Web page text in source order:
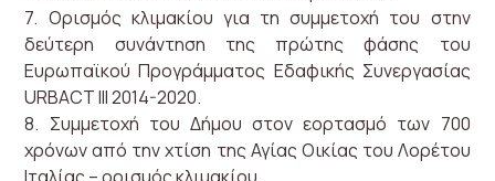
7. Ορισμός κλιμακίου για τη συμμετοχή του στην
δεύτερη συνάντηση της πρώτης φάσης του
Ευρωπαϊκού Προγράμματος Εδαφικής Συνεργασίας
URBACT III 2014-2020.
8. Συμμετοχή του Δήμου στον εορτασμό των 700
χρόνων από την χτίση της Αγίας Οικίας του Λορέτου